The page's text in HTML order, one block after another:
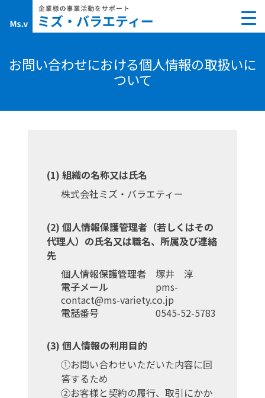
content
お問い合わせにおける個人情報の取扱いに
ついて
組織の名称又は氏名
株式会社ミズ・バラエティー
個人情報保護管理者（若しくはその
代理人）の氏名又は職名、所属及び連絡
先
個人情報保護管理者
塚井 淳
電子メール
pms-
contact@ms-variety.co.jp
電話番号
0545-52-5783
個人情報の利用目的
①お問い合わせいただいた内容に回
答するため
②お客様と契約の履行、取引にかか